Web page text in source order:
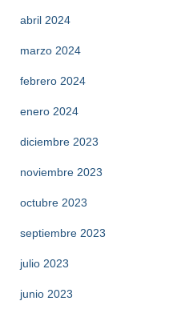
abril 2024
marzo 2024
febrero 2024
enero 2024
diciembre 2023
noviembre 2023
octubre 2023
septiembre 2023
julio 2023
junio 2023